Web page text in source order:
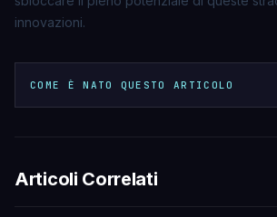
innovazioni.
COME È NATO QUESTO ARTICOLO
Articoli Correlati